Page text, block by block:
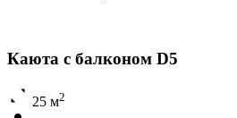
Каюта с балконом D5
25 м2